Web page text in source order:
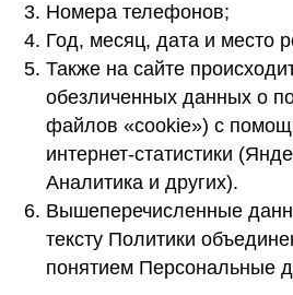
Номера телефонов;
Год, месяц, дата и место
Также на сайте
обезличенных данных о
файлов «cookie») с
интернет-статистики
Аналитика и других).
Вышеперечисленные
тексту Политики
понятием Персональные